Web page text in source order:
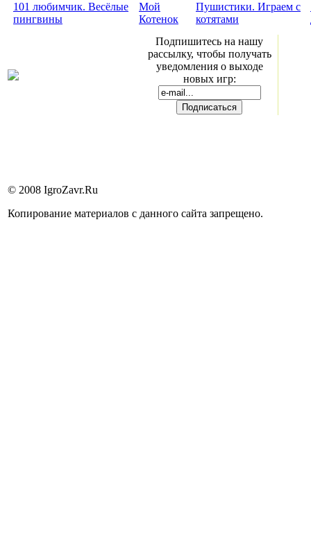
101 любимчик. Весёлые
пингвины
Мой
Котенок
Пушистики. Играем с
котятами
Подпишитесь на нашу
рассылку, чтобы получать
уведомления о выходе
новых игр:
© 2008 IgroZavr.Ru
Копирование материалов с данного сайта запрещено.